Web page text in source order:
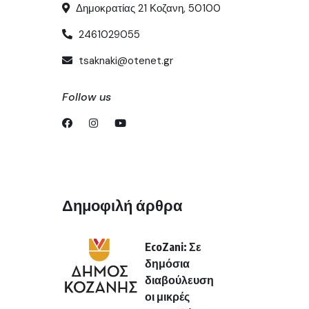
Δημοκρατίας 21 Κοζανη, 50100
2461029055
tsaknaki@otenet.gr
Follow us
Δημοφιλή άρθρα
EcoZani: Σε
δημόσια
διαβούλευση
οι μικρές